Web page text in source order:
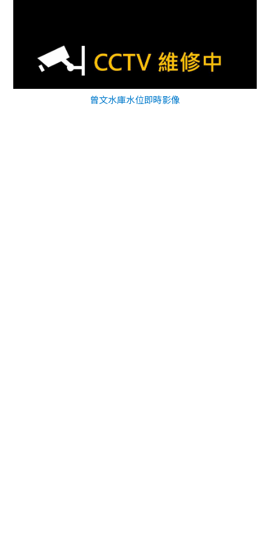
曾文水庫水位即時影像